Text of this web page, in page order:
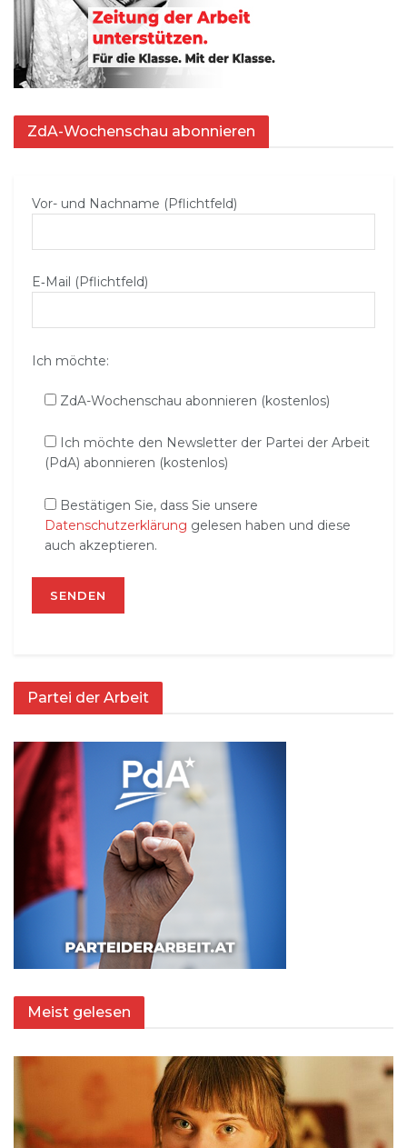
ZdA-Wochenschau abonnieren
Vor- und Nachname (Pflichtfeld)
E‑Mail (Pflichtfeld)
Ich möchte:
ZdA-Wochenschau abonnieren (kostenlos)
Ich möchte den Newsletter der Partei der Arbeit
(PdA) abonnieren (kostenlos)
Bestätigen Sie, dass Sie unsere
Datenschutzerklärung gelesen haben und diese
auch akzeptieren.
Partei der Arbeit
Meist gelesen